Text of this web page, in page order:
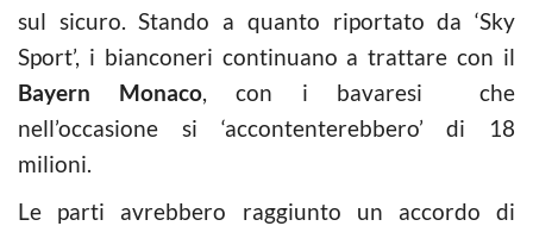
sul sicuro. Stando a quanto riportato da ‘Sky
Sport’, i bianconeri continuano a trattare con il
Bayern Monaco, con i bavaresi che
nell’occasione si ‘accontenterebbero’ di 18
milioni.
Le parti avrebbero raggiunto un accordo di